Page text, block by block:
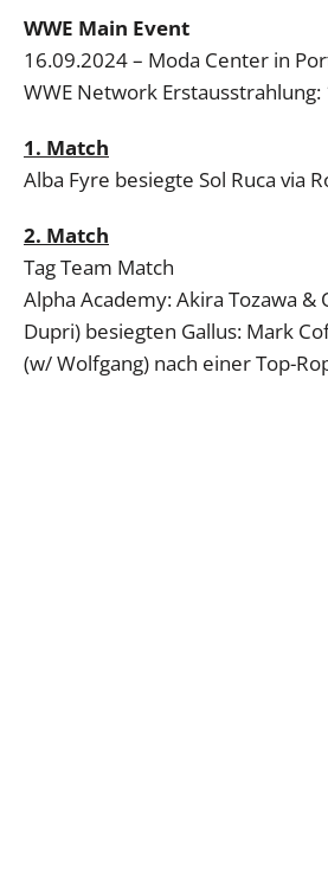
WWE Main Event
16.09.2024 – Moda Center in
WWE Network
1. Match
Alba Fyre besiegte Sol Ruca via
2. Match
Tag Team Match
Alpha Academy: Akira Tozawa &
Dupri) besiegten Gallus: Mark
(w/ Wolfgang) nach einer Top-